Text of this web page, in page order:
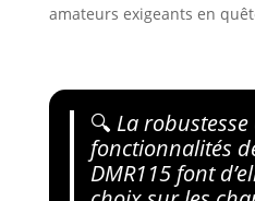
amateurs exigeants en
🔍 La robustesse
fonctionnalités
DMR115 font